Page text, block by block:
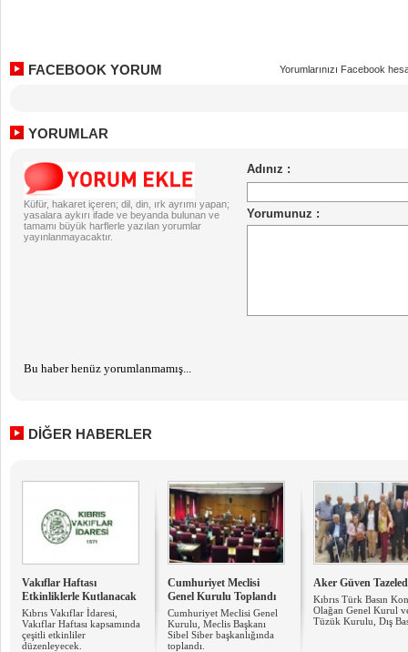
FACEBOOK YORUM Yorumlarınızı Facebook
YORUMLAR
Küfür, hakaret içeren; dil, din, ırk ayrımı yapan;
yasalara aykırı ifade ve beyanda bulunan ve
tamamı büyük harflerle yazılan yorumlar
yayınlanmayacaktır.
Bu haber henüz yorumlanmamış...
DİĞER HABERLER
Vakıflar Haftası
Etkinliklerle Kutlanacak
Kıbrıs Vakıflar İdaresi,
Vakıflar Haftası kapsamında
çeşitli etkinliler
düzenleyecek.
Cumhuriyet Meclisi
Genel Kurulu Toplandı
Cumhuriyet Meclisi Genel
Kurulu, Meclis Başkanı
Sibel Siber başkanlığında
toplandı.
Aker Güven
Kıbrıs Türk Basın
Olağan Genel Kurul
Tüzük Kurulu, Dış